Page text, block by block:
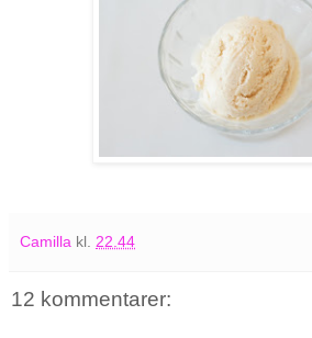
Camilla kl. 22.44
12 kommentarer: